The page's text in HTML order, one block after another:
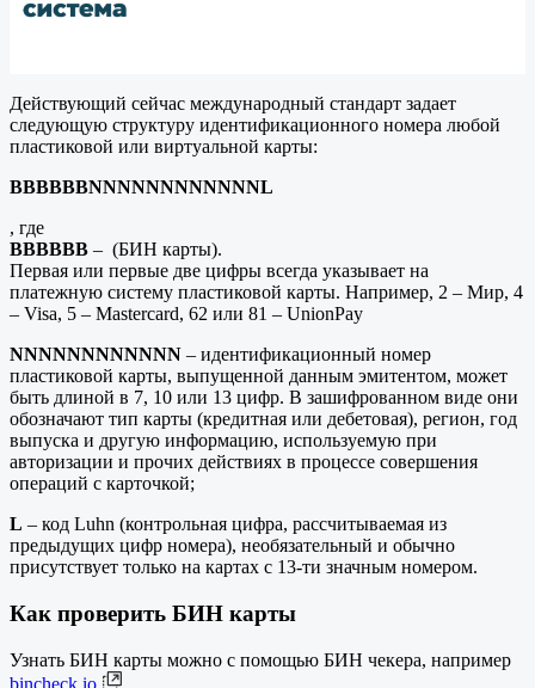
Действующий сейчас международный стандарт задает
следующую структуру идентификационного номера любой
пластиковой или виртуальной карты:
BBBBBBNNNNNNNNNNNNL
, где
BBBBBB – (БИН карты).
Первая или первые две цифры всегда указывает на
платежную систему пластиковой карты. Например, 2 – Мир, 4
– Visa, 5 – Mastercard, 62 или 81 – UnionPay
NNNNNNNNNNNN – идентификационный номер
пластиковой карты, выпущенной данным эмитентом, может
быть длиной в 7, 10 или 13 цифр. В зашифрованном виде они
обозначают тип карты (кредитная или дебетовая), регион, год
выпуска и другую информацию, используемую при
авторизации и прочих действиях в процессе совершения
операций с карточкой;
L – код Luhn (контрольная цифра, рассчитываемая из
предыдущих цифр номера), необязательный и обычно
присутствует только на картах с 13-ти значным номером.
Как проверить БИН карты
Узнать БИН карты можно с помощью БИН чекера, например
bincheck.io